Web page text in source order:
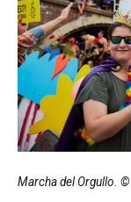
Marcha del Orgullo. ©